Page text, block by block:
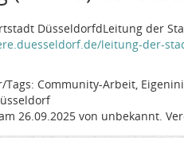
DüsseldorfdLeitung der
leitung-der-
Tags: Community-Arbeit,
26.09.2025 von unbekannt.